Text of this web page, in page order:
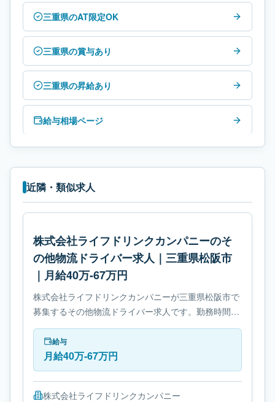
三重県のAT限定OK
三重県の賞与あり
三重県の昇給あり
給与相場ページ
近隣・類似求人
株式会社ライフドリンクカンパニーのそ
の他物流ドライバー求人｜三重県松阪市
｜月給40万-67万円
株式会社ライフドリンクカンパニーが三重県松阪市で
募集するその他物流ドライバー求人です。勤務時間
は- 交代制です。必要免許は- フォークリフト運転技能
者です。
給与
月給40万-67万円
株式会社ライフドリンクカンパニー